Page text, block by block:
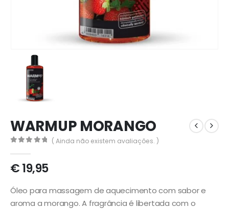
WARMUP MORANGO
( Ainda não existem avaliações. )
€19,95
Óleo para massagem de aquecimento com sabor e
aroma a morango. A fragrância é libertada com o